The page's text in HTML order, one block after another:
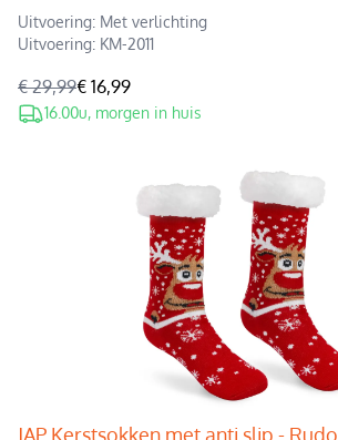
Uitvoering: Met verlichting
Uitvoering: KM-2011
€ 29,99€ 16,99
16.00u, morgen in huis
JAP Kerstsokken met anti slip -